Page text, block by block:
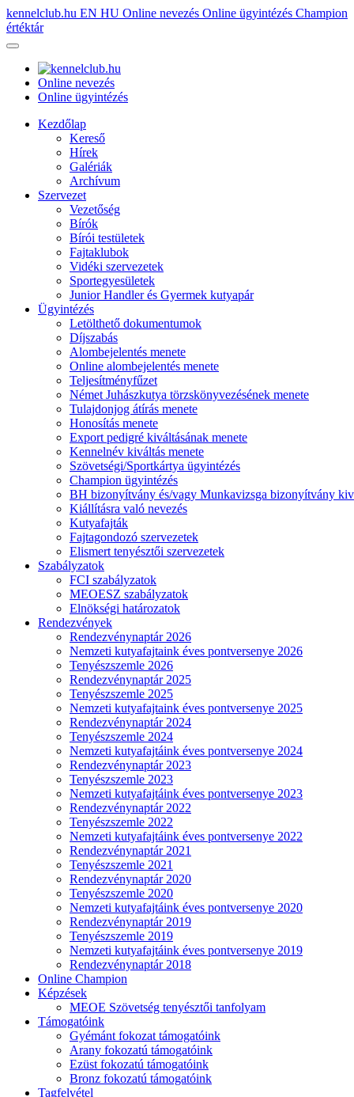
kennelclub.hu EN HU Online nevezés Online ügyintézés Champion
értéktár
Online nevezés
Online ügyintézés
Kezdőlap
Kereső
Hírek
Galériák
Archívum
Szervezet
Vezetőség
Bírók
Bírói testületek
Fajtaklubok
Vidéki szervezetek
Sportegyesületek
Junior Handler és Gyermek kutyapár
Ügyintézés
Letölthető dokumentumok
Díjszabás
Alombejelentés menete
Online alombejelentés menete
Teljesítményfűzet
Német Juhászkutya törzskönyvezésének menete
Tulajdonjog átírás menete
Honosítás menete
Export pedigré kiváltásának menete
Kennelnév kiváltás menete
Szövetségi/Sportkártya ügyintézés
Champion ügyintézés
BH bizonyítvány és/vagy Munkavizsga bizonyítvány
Kiállításra való nevezés
Kutyafajták
Fajtagondozó szervezetek
Elismert tenyésztői szervezetek
Szabályzatok
FCI szabályzatok
MEOESZ szabályzatok
Elnökségi határozatok
Rendezvények
Rendezvénynaptár 2026
Nemzeti kutyafajtaink éves pontversenye 2026
Tenyészszemle 2026
Rendezvénynaptár 2025
Tenyészszemle 2025
Nemzeti kutyafajtaink éves pontversenye 2025
Rendezvénynaptár 2024
Tenyészszemle 2024
Nemzeti kutyafajtáink éves pontversenye 2024
Rendezvénynaptár 2023
Tenyészszemle 2023
Nemzeti kutyafajtáink éves pontversenye 2023
Rendezvénynaptár 2022
Tenyészszemle 2022
Nemzeti kutyafajtáink éves pontversenye 2022
Rendezvénynaptár 2021
Tenyészszemle 2021
Rendezvénynaptár 2020
Tenyészszemle 2020
Nemzeti kutyafajtáink éves pontversenye 2020
Rendezvénynaptár 2019
Tenyészszemle 2019
Nemzeti kutyafajtáink éves pontversenye 2019
Rendezvénynaptár 2018
Online Champion
Képzések
MEOE Szövetség tenyésztői tanfolyam
Támogatóink
Gyémánt fokozat támogatóink
Arany fokozatú támogatóink
Ezüst fokozatú támogatóink
Bronz fokozatú támogatóink
Tagfelvétel